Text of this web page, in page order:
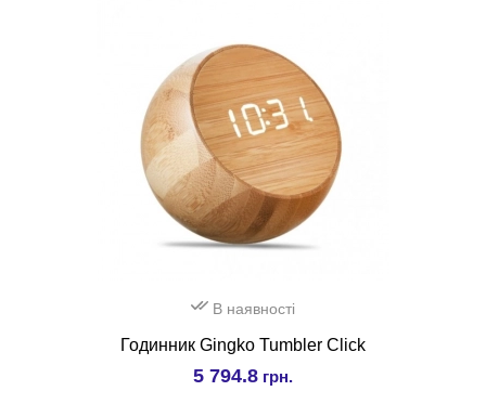
В наявності
Годинник Gingko Tumbler Click
5 794.8 грн.